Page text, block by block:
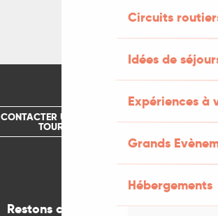
Circuits
Idées de
Expériences à
Grands
Hébergements
CONTACTER UN OFFICE DE
TOURISME
Restons connectés